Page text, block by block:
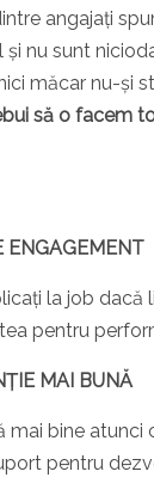
angajați
nu sunt
măcar nu-și
să o facem
ENGAGEMENT
la job dacă
pentru
MAI BUNĂ
mai bine atunci
pentru